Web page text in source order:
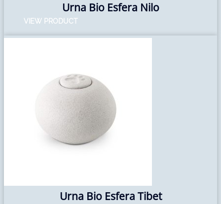
Urna Bio Esfera Nilo
VIEW PRODUCT
Urna Bio Esfera Tibet